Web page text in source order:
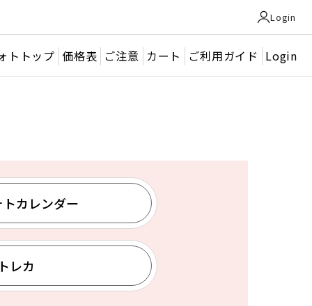
Login
トトップ 価格表 ご注意 カート ご利用ガイド Login
カレンダー
レカ